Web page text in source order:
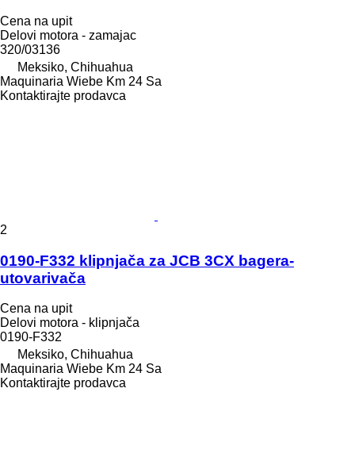
Cena na upit
Delovi motora - zamajac
320/03136
Meksiko, Chihuahua
Maquinaria Wiebe Km 24 Sa
Kontaktirajte prodavca
2
0190-F332 klipnjača za JCB 3CX bagera-
utovarivača
Cena na upit
Delovi motora - klipnjača
0190-F332
Meksiko, Chihuahua
Maquinaria Wiebe Km 24 Sa
Kontaktirajte prodavca